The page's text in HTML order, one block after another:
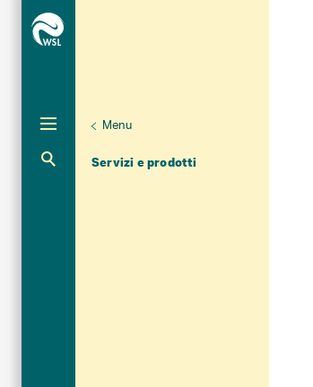
Menu
Servizi e prodotti
Aktuelle Navigation